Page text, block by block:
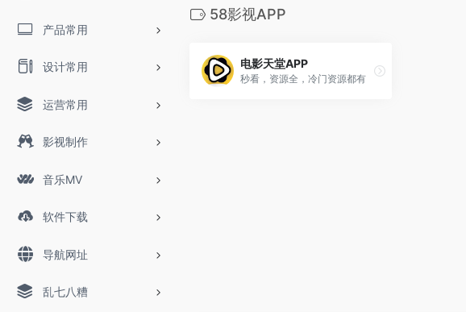
产品常用
设计常用
运营常用
影视制作
音乐MV
软件下载
导航网址
乱七八糟
58影视APP
电影天堂APP
秒看，资源全，冷门资源都有